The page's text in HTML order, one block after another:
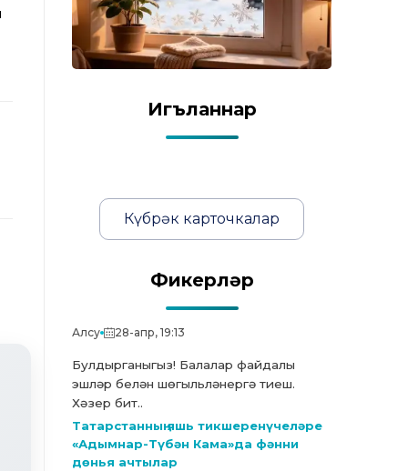
Игъланнар
Күбрәк карточкалар
Фикерләр
Алсу 28-апр, 19:13
Булдырганыгыз! Балалар файдалы
эшләр белән шөгыльләнергә тиеш.
Хәзер бит..
Татарстанның яшь тикшеренүчеләре
«Адымнар-Түбән Кама»да фәнни
дөнья ачтылар